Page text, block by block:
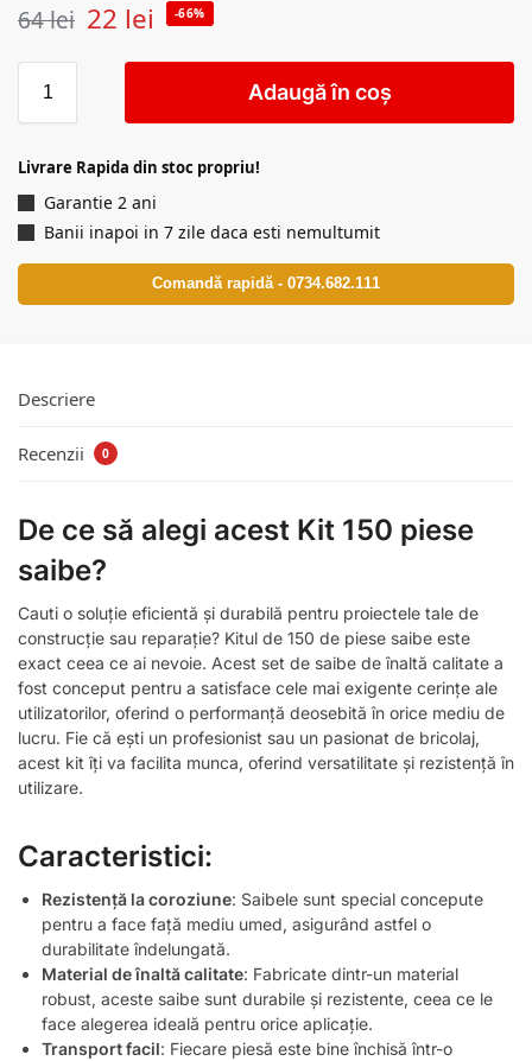
64lei 22 lei -66%
Adaugă în coș
Livrare Rapida din stoc propriu!
Garantie 2 ani
Banii inapoi in 7 zile daca esti nemultumit
Comandă rapidă - 0734.682.111
Descriere
Recenzii 0
De ce să alegi acest Kit 150 piese
saibe?
Cauti o soluție eficientă și durabilă pentru proiectele tale de
construcție sau reparație? Kitul de 150 de piese saibe este
exact ceea ce ai nevoie. Acest set de saibe de înaltă calitate a
fost conceput pentru a satisface cele mai exigente cerințe ale
utilizatorilor, oferind o performanță deosebită în orice mediu de
lucru. Fie că ești un profesionist sau un pasionat de bricolaj,
acest kit îți va facilita munca, oferind versatilitate și rezistență în
utilizare.
Caracteristici:
Rezistență la coroziune: Saibele sunt special concepute
pentru a face față mediu umed, asigurând astfel o
durabilitate îndelungată.
Material de înaltă calitate: Fabricate dintr-un material
robust, aceste saibe sunt durabile și rezistente, ceea ce le
face alegerea ideală pentru orice aplicație.
Transport facil: Fiecare piesă este bine închisă într-o